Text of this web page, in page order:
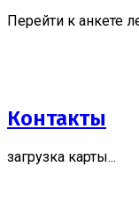
Перейти к анкете
Контакты
загрузка карты...